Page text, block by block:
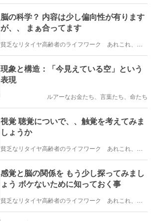
脳の科学？ 内容は少し偏向性が有ります
が、、 まぁ合ってます
貧乏なリタイヤ高齢者のライフワーク あれこれ、、、
現象と構造：「今見えている空」という
表現
ルアーなお金たち、言葉たち、命たち
視覚 聴覚についで、、触覚を考えてみま
しょうか
感覚と脳の関係を もう少し探ってみまし
ょう ボケないために知っておく事